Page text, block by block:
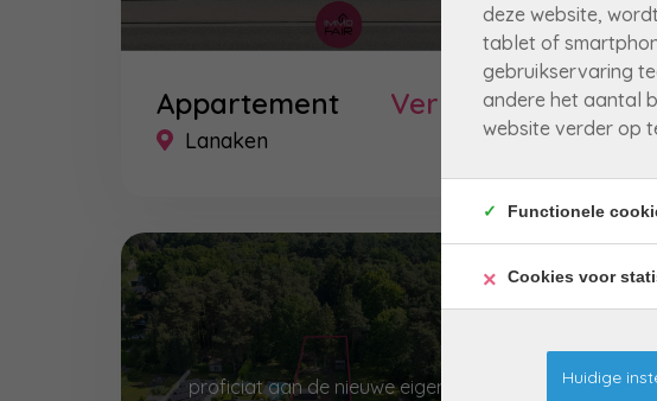
Verkocht
Lanaken
Appartement
proficiat aan de nieuwe eigenaar!
deze website,
tablet of
gebruikservaring
andere het aantal
website verder op
Functionele
Cookies voor
Huidige